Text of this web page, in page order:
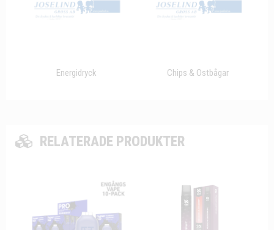
Energidryck Chips & Ostbågar
RELATERADE PRODUKTER